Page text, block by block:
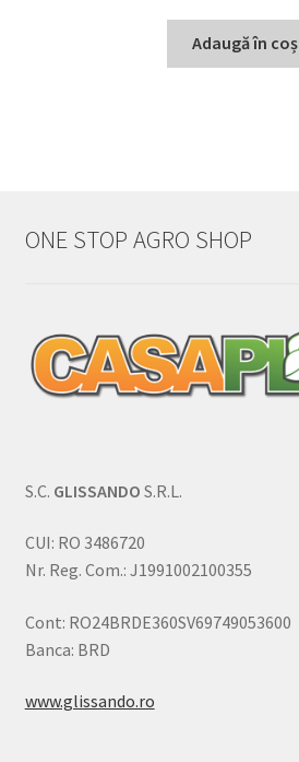
Adaugă în coș
ONE STOP AGRO SHOP
S.C. GLISSANDO S.R.L.
CUI: RO 3486720
Nr. Reg. Com.: J1991002100355
Cont: RO24BRDE360SV69749053600
Banca: BRD
www.glissando.ro